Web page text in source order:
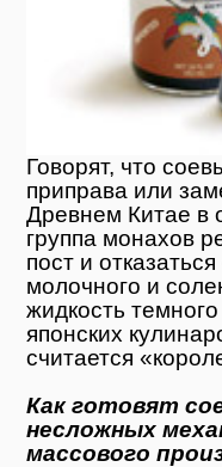
Говорят, что
приправа или
Древнем Китае в
группа монахов
пост и
молочного и
жидкость
японских
считается
Как готовят
несложных
массового